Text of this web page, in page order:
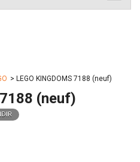
> LEGO KINGDOMS 7188 (neuf)
(neuf)